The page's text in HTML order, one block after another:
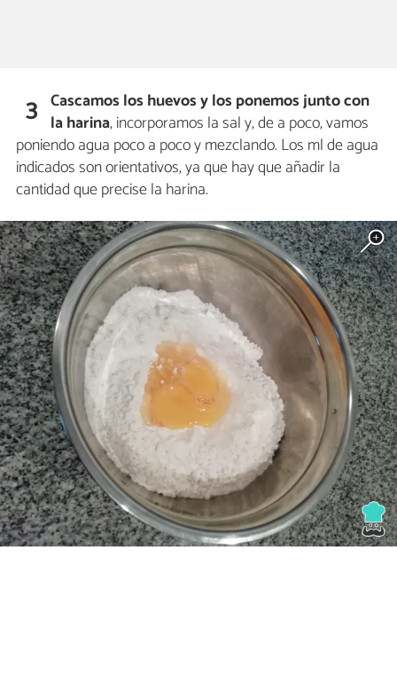
3 Cascamos los huevosy los ponemos junto con
la harina, incorporamos la sal y, de a poco, vamos
poniendo agua poco a poco y mezclando. Los ml de agua
indicados son orientativos, ya que hay que añadir la
cantidad que precise la harina.